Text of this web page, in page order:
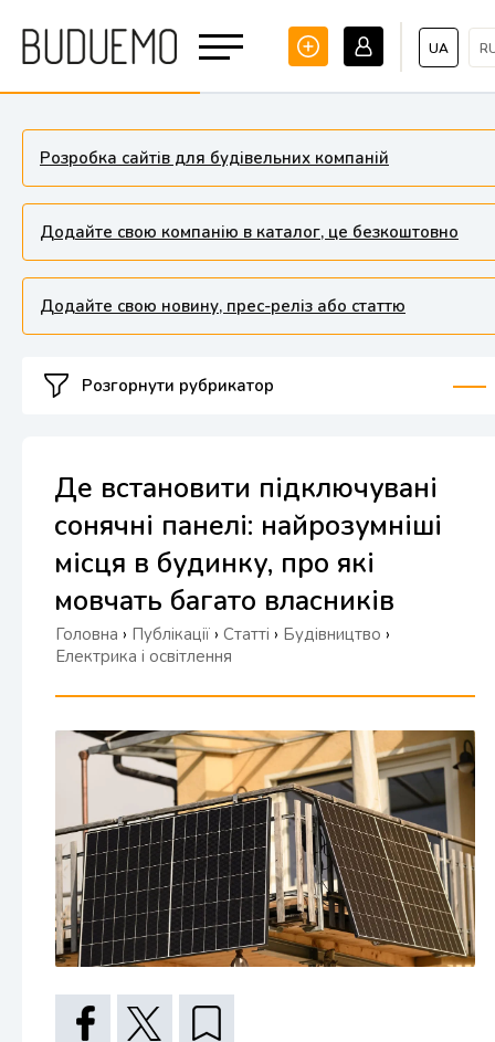
UA
Розробка сайтів для будівельних компаній
Додайте свою компанію в каталог, це безкоштовно
Додайте свою новину, прес-реліз або статтю
Розгорнути рубрикатор
Де встановити підключувані
сонячні панелі: найрозумніші
місця в будинку, про які
мовчать багато власників
Головна › Публікації › Статті › Будівництво ›
Електрика і освітлення